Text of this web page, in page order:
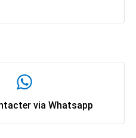
via Whatsapp